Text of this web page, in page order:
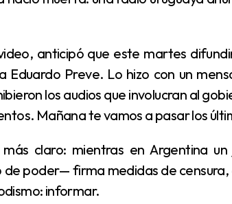
Eduardo Preve. Lo hizo con un
los audios que involucran al
Mañana te vamos a pasar los
de poder— firma medidas de censura,
informar.